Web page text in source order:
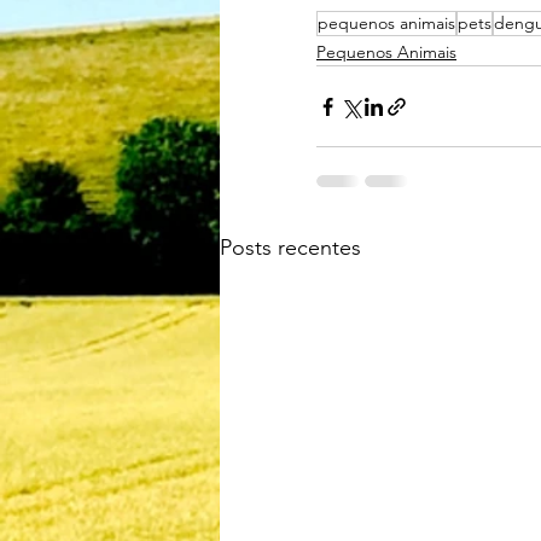
pequenos animaispets
Pequenos Animais
Posts recentes